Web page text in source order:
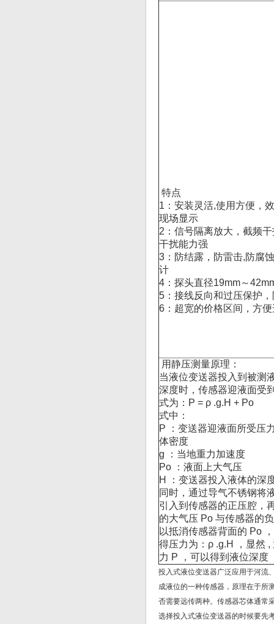
特点
1：安装灵活,使用方便，
现场显示
2：信号隔离放大，截频
干扰能力强
3：防结露，防雷击,防腐
计
4：探头直径19mm～
5：接线反向和过压保护
6：超宽的价格区间，方
用静压测量原理：
当液位变送器投入到被测
深度时，传感器迎液面受
式为：Ρ = ρ .g.H + Po
式中：
P ：变送器迎液面所受压
体密度
g ：当地重力加速度
Po ：液面上大气压
H ：变送器投入液体的深
同时，通过导气不锈钢将
引入到传感器的正压腔，
的大气压 Po 与传感器的
以抵消传感器背面的 Po
得压力为：ρ .g.H ，显然 ,
力 P ，可以得到液位深度
投入式液位变送器广泛应用于河流
成液位的一种传感器，原理在于所
否需要远传两种。传感器芯体通常
选择投入式液位变送器的时候要先